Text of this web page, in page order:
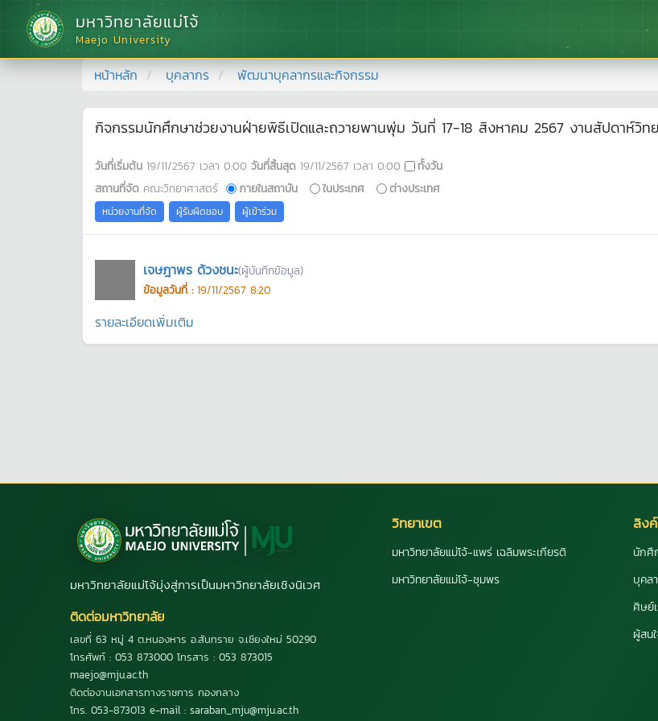
มหาวิทยาลัยแม่โจ้
Maejo University
หน้าหลัก บุคลากร พัฒนาบุคลากรและกิจกรรม
กิจกรรมนักศึกษาช่วยงานฝ่ายพิธีเปิดและถวายพานพุ่ม วันที่ 17-18 สิงหาคม 2567 งานสัปดาห์วิท
วันที่เริ่มต้น 19/11/2567 เวลา 0:00 วันที่สิ้นสุด 19/11/2567 เวลา 0:00
ทั้งวัน
สถานที่จัด คณะวิทยาศาสตร์ ภายในสถาบัน ในประเทศ ต่างประเทศ
หน่วยงานที่จัด ผู้รับผิดชอบ ผู้เข้าร่วม
เจษฎาพร ด้วงชนะ(ผู้บันทึกข้อมูล)
ข้อมูลวันที่ : 19/11/2567 8:20
รายละเอียดเพิ่มเติม
มหาวิทยาลัยแม่โจ้มุ่งสู่การเป็นมหาวิทยาลัยเชิงนิเวศ
ติดต่อมหาวิทยาลัย
เลขที่ 63 หมู่ 4 ต.หนองหาร อ.สันทราย จ.เชียงใหม่ 50290
โทรศัพท์ : 053 873000 โทรสาร : 053 873015
maejo@mju.ac.th
ติดต่องานเอกสารทางราชการ กองกลาง
โทร. 053-873013 e-mail : saraban_mju@mju.ac.th
วิทยาเขต
มหาวิทยาลัยแม่โจ้-แพร่ เฉลิมพระเกียรติ
มหาวิทยาลัยแม่โจ้-ชุมพร
ลิง
นักศึ
บุคล
ศิษย์
ผู้สน